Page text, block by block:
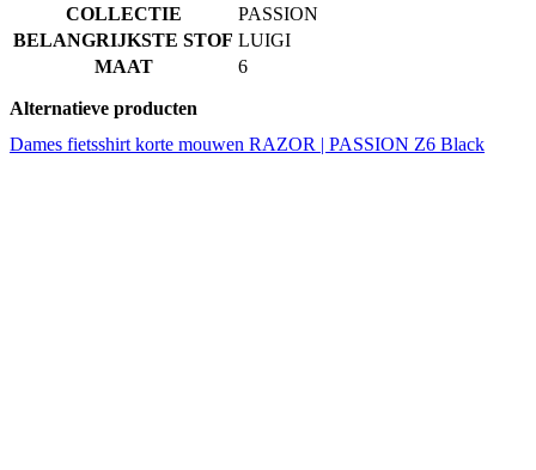
COLLECTIE
PASSION
BELANGRIJKSTE STOF LUIGI
MAAT
6
Alternatieve producten
Dames fietsshirt korte mouwen RAZOR | PASSION Z6 Black